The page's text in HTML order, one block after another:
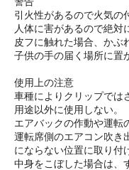
引火性があるので火気の
人体に害があるので絶対
皮フに触れた場合、かぶ
子供の手の届く場所に置
使用上の注意
車種によりクリップでは
用途以外に使用しない。
エアバックの作動や運転
運転席側のエアコン吹き
にならない位置に取り付
中身をこぼした場合は、